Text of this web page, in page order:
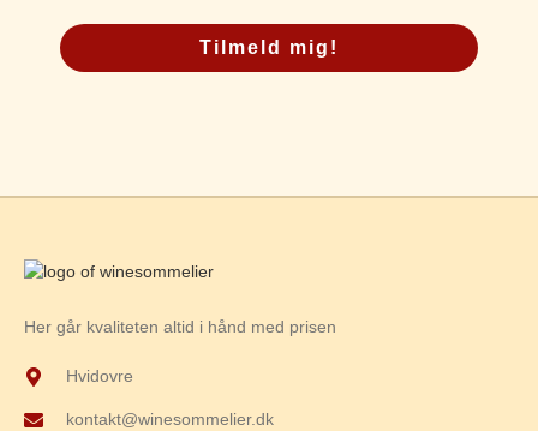
Tilmeld mig!
Her går kvaliteten altid i hånd med prisen
Hvidovre
kontakt@winesommelier.dk